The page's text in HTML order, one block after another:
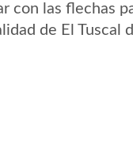
con las flechas
de El Tuscal